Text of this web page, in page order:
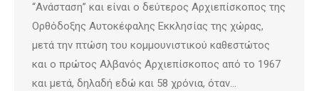
“Ανάσταση” και είναι ο δεύτερος Αρχιεπίσκοπος της
Ορθόδοξης Αυτοκέφαλης Εκκλησίας της χώρας,
μετά την πτώση του κομμουνιστικού καθεστώτος
και ο πρώτος Αλβανός Αρχιεπίσκοπος από το 1967
και μετά, δηλαδή εδώ και 58 χρόνια, όταν…